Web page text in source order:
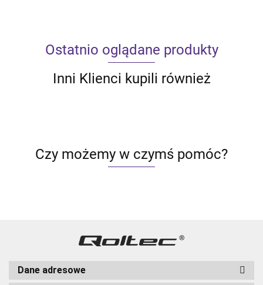
Ostatnio oglądane produkty
Inni Klienci kupili również
Czy możemy w czymś pomóc?
Dane adresowe